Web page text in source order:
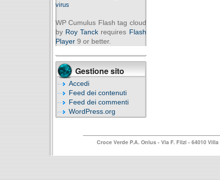
virus
WP Cumulus Flash tag cloud
by Roy Tanck requires Flash
Player9 or better.
Gestione sito
Accedi
Feed dei contenuti
Feed dei commenti
WordPress.org
Croce Verde P.A. Onlus - Via F. Filzi - 64010